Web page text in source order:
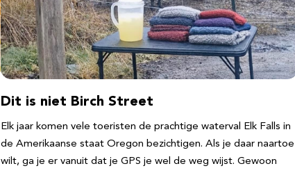
Dit is niet Birch Street
Elk jaar komen vele toeristen de prachtige waterval Elk Falls in
de Amerikaanse staat Oregon bezichtigen. Als je daar naartoe
wilt, ga je er vanuit dat je GPS je wel de weg wijst. Gewoon